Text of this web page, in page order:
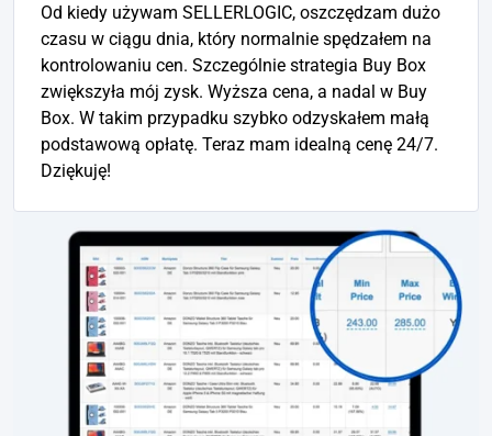
Od kiedy używam SELLERLOGIC, oszczędzam dużo
czasu w ciągu dnia, który normalnie spędzałem na
kontrolowaniu cen. Szczególnie strategia Buy Box
zwiększyła mój zysk. Wyższa cena, a nadal w Buy
Box. W takim przypadku szybko odzyskałem małą
podstawową opłatę. Teraz mam idealną cenę 24/7.
Dziękuję!